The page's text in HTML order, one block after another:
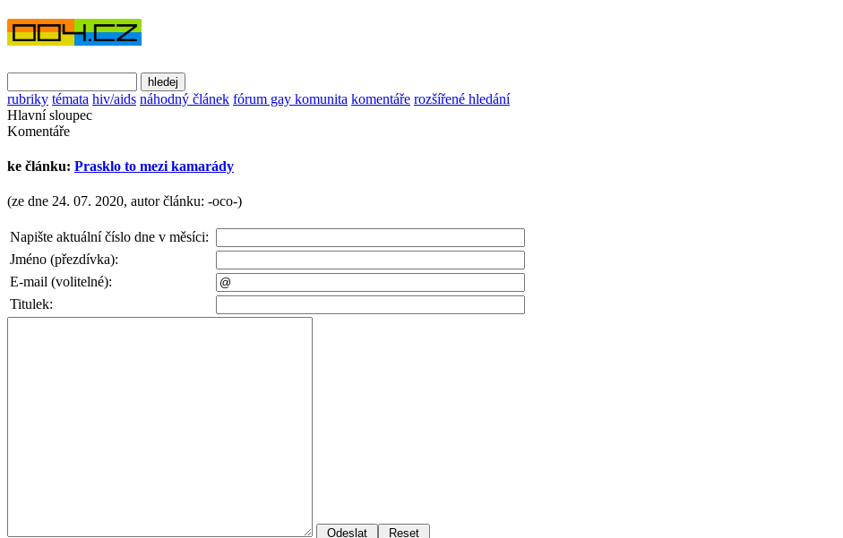
rubriky témata hiv/aids náhodný článek fórum gay komunita komentáře rozšířené hledání
Hlavní sloupec
Komentáře
ke článku: Prasklo to mezi kamarády
(ze dne 24. 07. 2020, autor článku: -oco-)
Napište aktuální číslo dne v měsíci:
Jméno (přezdívka):
E-mail (volitelné):
Titulek: